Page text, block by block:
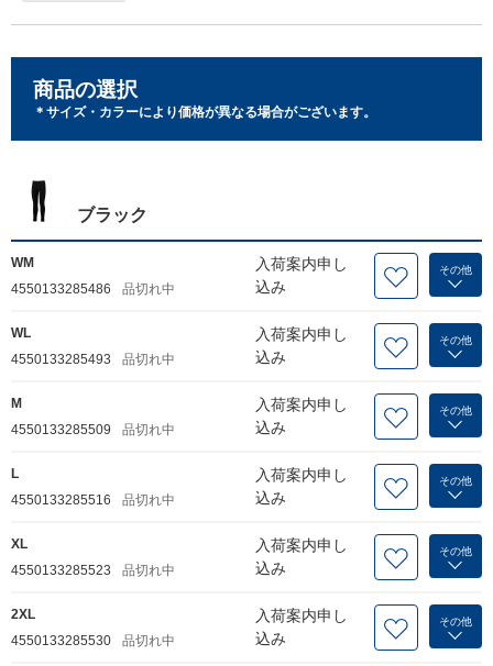
商品の選択
＊サイズ・カラーにより価格が異なる場合がございます。
ブラック
WM
4550133285486
品切れ中
入荷案内申し
込み
その他
WL
4550133285493
品切れ中
入荷案内申し
込み
その他
M
4550133285509
品切れ中
入荷案内申し
込み
その他
L
4550133285516
品切れ中
入荷案内申し
込み
その他
XL
4550133285523
品切れ中
入荷案内申し
込み
その他
2XL
4550133285530
品切れ中
入荷案内申し
込み
その他